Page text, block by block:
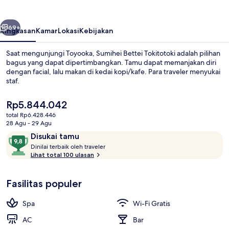
Berikutnya
69+
RingkasanKamarLokasiKebijakan
Saat mengunjungi Toyooka, Sumihei Bettei Tokitotoki adalah pilihan
bagus yang dapat dipertimbangkan. Tamu dapat memanjakan diri
dengan facial, lalu makan di kedai kopi/kafe. Para traveler menyukai
staf.
Harga
saat
ini
Rp5.844.042
total Rp6.428.446
28 Agu - 29 Agu
Ulasan Disukai tamu
9,8
dari
10,
tamu
Dinilai terbaik oleh traveler
Lihat total 100 ulasan
Fasilitas populer
Spa
Wi-Fi Gratis
AC
Bar